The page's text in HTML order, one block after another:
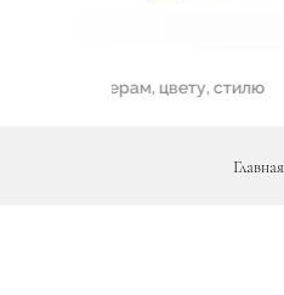
размерам, цвету, стилю
Главная